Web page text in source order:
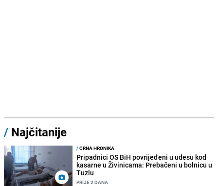
/ Najčitanije
/CRNA HRONIKA
Pripadnici OS BiH povrijeđeni u udesu kod
kasarne u Živinicama: Prebačeni u bolnicu u
Tuzlu
PRIJE 2 DANA